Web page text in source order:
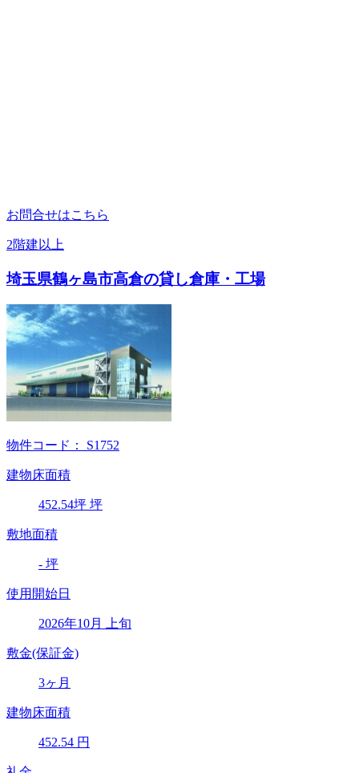
お問合せはこちら
2階建以上
埼玉県鶴ヶ島市高倉の貸し倉庫・工場
物件コード： S1752
建物床面積
452.54坪 坪
敷地面積
- 坪
使用開始日
2026年10月 上旬
敷金(保証金)
3ヶ月
建物床面積
452.54 円